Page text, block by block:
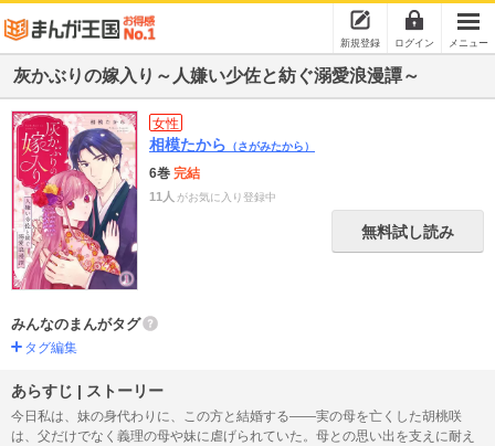
新規登録 ログイン メニュー
灰かぶりの嫁入り～人嫌い少佐と紡ぐ溺愛浪漫譚～
女性
相模たから （さがみたから）
6巻 完結
11人 がお気に入り登録中
無料試し読み
みんなのまんがタグ
タグ編集
あらすじ | ストーリー
今日私は、妹の身代わりに、この方と結婚する――実の母を亡くした胡桃咲
は、父だけでなく義理の母や妹に虐げられていた。母との思い出を支えに耐え